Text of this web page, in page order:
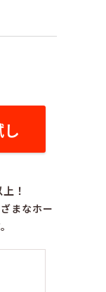
！
まなホー